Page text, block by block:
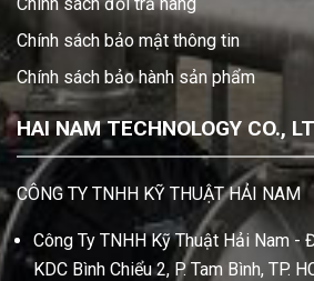
Chính sách bảo mật thông tin
Chính sách bảo hành sản phẩm
HAI NAM TECHNOLOGY CO.,
CÔNG TY TNHH KỸ THUẬT HẢI NAM
Công Ty TNHH Kỹ Thuật Hải Nam -
KDC Bình Chiểu 2, P. Tam Bình, TP.